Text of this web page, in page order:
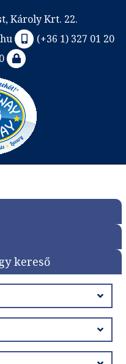
Károly Krt. 22.
(+36 1) 327 01 20
0
kereső